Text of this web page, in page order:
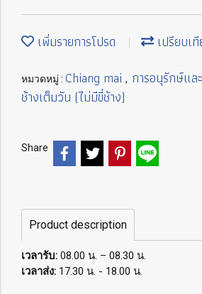
เพิ่มรายการโปรด เปรียบเ
หมวดหมู่ : Chiang mai , การอนุรักษ์แล
ช้างเต็มวัน (ไม่มีขี่ช้าง)
Share
Product description
เวลารับ: 08.00 น. – 08.30 น.
เวลาส่ง: 17.30 น. - 18.00 น.